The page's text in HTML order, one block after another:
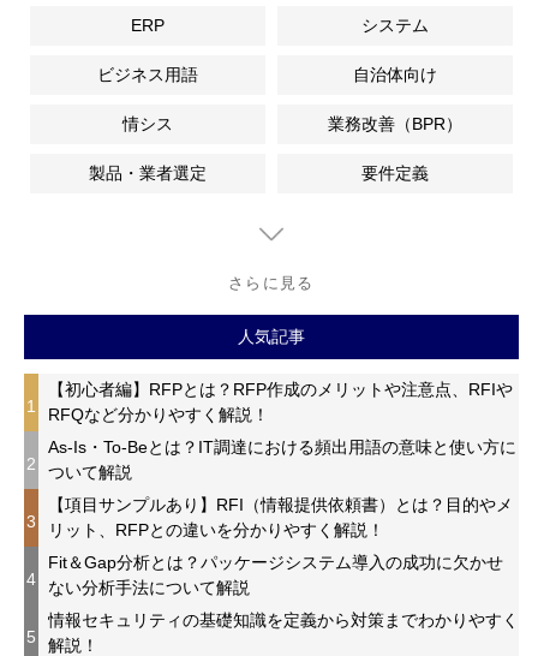
ERP システム
ビジネス用語 自治体向け
情シス 業務改善（BPR）
製品・業者選定 要件定義
さらに見る
人気記事
1
【初心者編】RFPとは？RFP作成のメリットや注意点、RFIや
RFQなど分かりやすく解説！
2
As-Is・To-Beとは？IT調達における頻出用語の意味と使い方に
ついて解説
3
【項目サンプルあり】RFI（情報提供依頼書）とは？目的やメ
リット、RFPとの違いを分かりやすく解説！
4
Fit＆Gap分析とは？パッケージシステム導入の成功に欠かせ
ない分析手法について解説
5
情報セキュリティの基礎知識を定義から対策までわかりやすく
解説！